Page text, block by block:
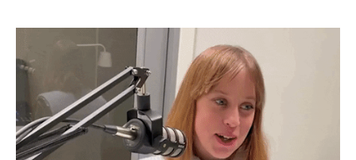
Läs hela storyn